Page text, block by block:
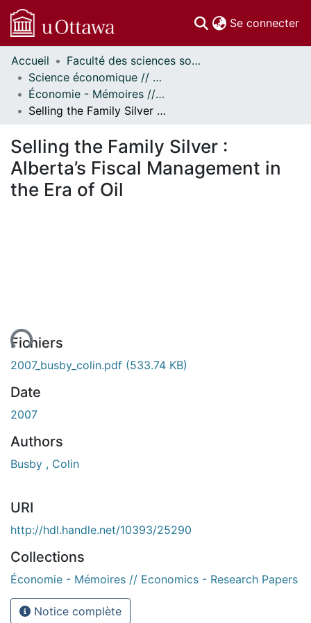
Se connecter
Communautés
et collections
Parcourir
Statistiques
À propos
Accueil
Faculté des sciences sociales // Faculty of Social Sciences
Science économique // Economics
Économie - Mémoires // Economics - Research Papers
Selling the Family Silver : Alberta’s Fiscal Management in the Era of Oil
Selling the Family Silver :
Alberta’s Fiscal Management in
the Era of Oil
Fichiers
2007_busby_colin.pdf (533.74 KB)
Date
2007
Authors
Busby , Colin
URI
http://hdl.handle.net/10393/25290
Collections
Économie - Mémoires // Economics - Research Papers
Notice complète